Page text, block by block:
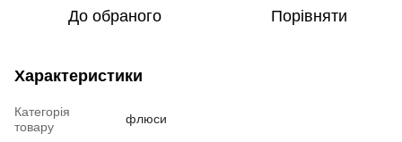
До обраного Порівняти
Характеристики
Категорія
товару
флюси